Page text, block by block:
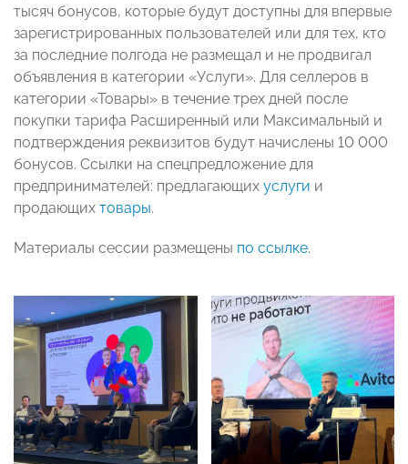
тысяч бонусов, которые будут доступны для впервые
зарегистрированных пользователей или для тех, кто
за последние полгода не размещал и не продвигал
объявления в категории «Услуги». Для селлеров в
категории «Товары» в течение трех дней после
покупки тарифа Расширенный или Максимальный и
подтверждения реквизитов будут начислены 10 000
бонусов. Ссылки на спецпредложение для
предпринимателей: предлагающих услуги и
продающих товары.
Материалы сессии размещены по ссылке.